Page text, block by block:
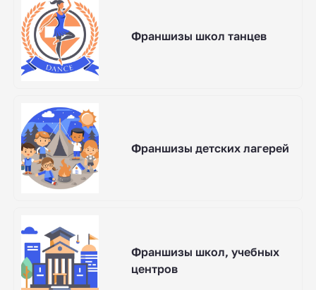
Франшизы школ танцев
Франшизы детских лагерей
Франшизы школ, учебных
центров